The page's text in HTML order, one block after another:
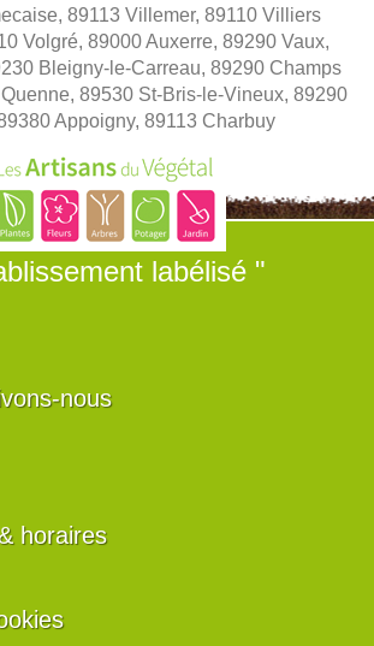
89113 Villemer, 89110 Villiers
Volgré, 89000 Auxerre, 89290 Vaux,
Bleigny-le-Carreau, 89290 Champs
89530 St-Bris-le-Vineux, 89290
Appoigny, 89113 Charbuy
labélisé "
nous
horaires